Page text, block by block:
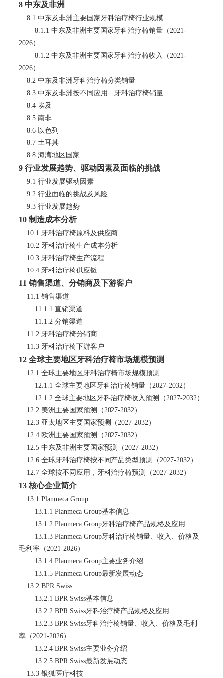
8 中东及非洲
    8.1 中东及非洲主要国家牙科治疗椅行业规模
        8.1.1 中东及非洲主要国家牙科治疗椅销量（2021-
2026）
        8.1.2 中东及非洲主要国家牙科治疗椅收入（2021-
2026）
    8.2 中东及非洲牙科治疗椅分类销量
    8.3 中东及非洲按不同应用，牙科治疗椅销量
    8.4 埃及
    8.5 南非
    8.6 以色列
    8.7 土耳其
    8.8 海湾地区国家
9 行业发展趋势、驱动因素及面临的挑战
    9.1 行业发展驱动因素
    9.2 行业面临的挑战及风险
    9.3 行业发展趋势
10 制造成本分析
    10.1 牙科治疗椅原料及供应商
    10.2 牙科治疗椅生产成本分析
    10.3 牙科治疗椅生产流程
    10.4 牙科治疗椅供应链
11 销售渠道、分销商及下游客户
    11.1 销售渠道
        11.1.1 直销渠道
        11.1.2 分销渠道
    11.2 牙科治疗椅分销商
    11.3 牙科治疗椅下游客户
12 全球主要地区牙科治疗椅市场规模预测
    12.1 全球主要地区牙科治疗椅市场规模预测
        12.1.1 全球主要地区牙科治疗椅销量（2027-2032）
        12.1.2 全球主要地区牙科治疗椅收入预测（2027-2032）
    12.2 美洲主要国家预测（2027-2032）
    12.3 亚太地区主要国家预测（2027-2032）
    12.4 欧洲主要国家预测（2027-2032）
    12.5 中东及非洲主要国家预测（2027-2032）
    12.6 全球牙科治疗椅按不同产品类型预测（2027-2032）
    12.7 全球按不同应用，牙科治疗椅预测（2027-2032）
13 核心企业简介
    13.1 Planmeca Group
        13.1.1 Planmeca Group基本信息
        13.1.2 Planmeca Group牙科治疗椅产品规格及应用
毛利率（2021-2026）
        13.1.4 Planmeca Group主要业务介绍
        13.1.5 Planmeca Group最新发展动态
    13.2 BPR Swiss
        13.2.1 BPR Swiss基本信息
        13.2.2 BPR Swiss牙科治疗椅产品规格及应用
率（2021-2026）
        13.2.4 BPR Swiss主要业务介绍
        13.2.5 BPR Swiss最新发展动态
    13.3 银狐医疗科技